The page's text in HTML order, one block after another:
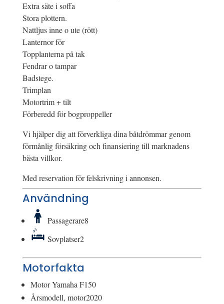
Extra säte i soffa
Stora plottern.
Nattljus inne o ute (rött)
Lanternor för
Topplanterna på tak
Fendrar o tampar
Badstege.
Trimplan
Motortrim + tilt
Förberedd för bogproppeller
Vi hjälper dig att förverkliga dina båtdrömmar genom
förmånlig försäkring och finansiering till marknadens
bästa villkor.
Med reservation för felskrivning i annonsen.
Användning
Passagerare8
Sovplatser2
Motorfakta
MotorYamaha F150
Årsmodell, motor2020